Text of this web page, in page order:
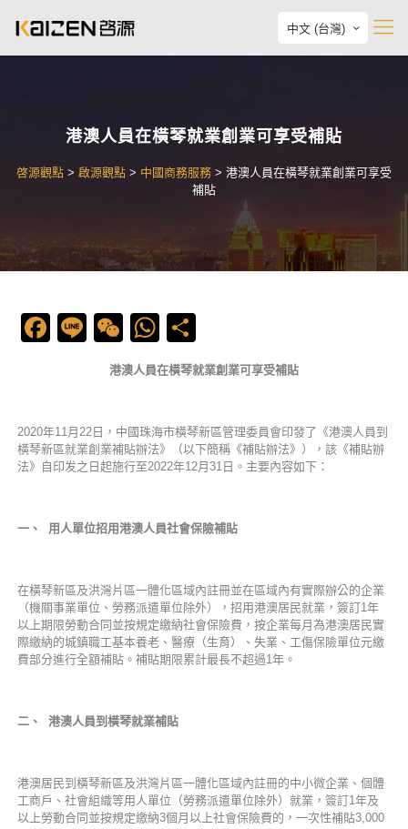
中文 (台灣)
港澳人員在橫琴就業創業可享受補貼
啓源觀點 > 啟源觀點 > 中國商務服務 > 港澳人員在橫琴就業創業可享受
補貼
Facebook
LineWeChatWhatsApp
港澳人員在橫琴就業創業可享受補貼
2020年11月22日，中國珠海市橫琴新區管理委員會印發了《港澳人員到
橫琴新區就業創業補貼辦法》（以下簡稱《補貼辦法》），該《補貼辦
法》自印发之日起施行至2022年12月31日。主要內容如下：
一、 用人單位招用港澳人員社會保險補貼
在橫琴新區及洪灣片區一體化區域內註冊並在區域內有實際辦公的企業
（機關事業單位、勞務派遣單位除外），招用港澳居民就業，簽訂1年
以上期限勞動合同並按規定繳納社會保險費，按企業每月為港澳居民實
際繳納的城鎮職工基本養老、醫療（生育）、失業、工傷保險單位元繳
費部分進行全額補貼。補貼期限累計最長不超過1年。
二、 港澳人員到橫琴就業補貼
港澳居民到橫琴新區及洪灣片區一體化區域內註冊的中小微企業、個體
工商戶、社會組織等用人單位（勞務派遣單位除外）就業，簽訂1年及
以上勞動合同並按規定繳納3個月以上社會保險費的，一次性補貼3,000